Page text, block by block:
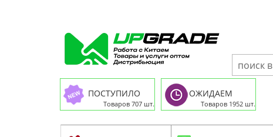
ПОСТУПИЛО
Товаров 707 шт.
ОЖИДАЕМ
Товаров 1952 шт.